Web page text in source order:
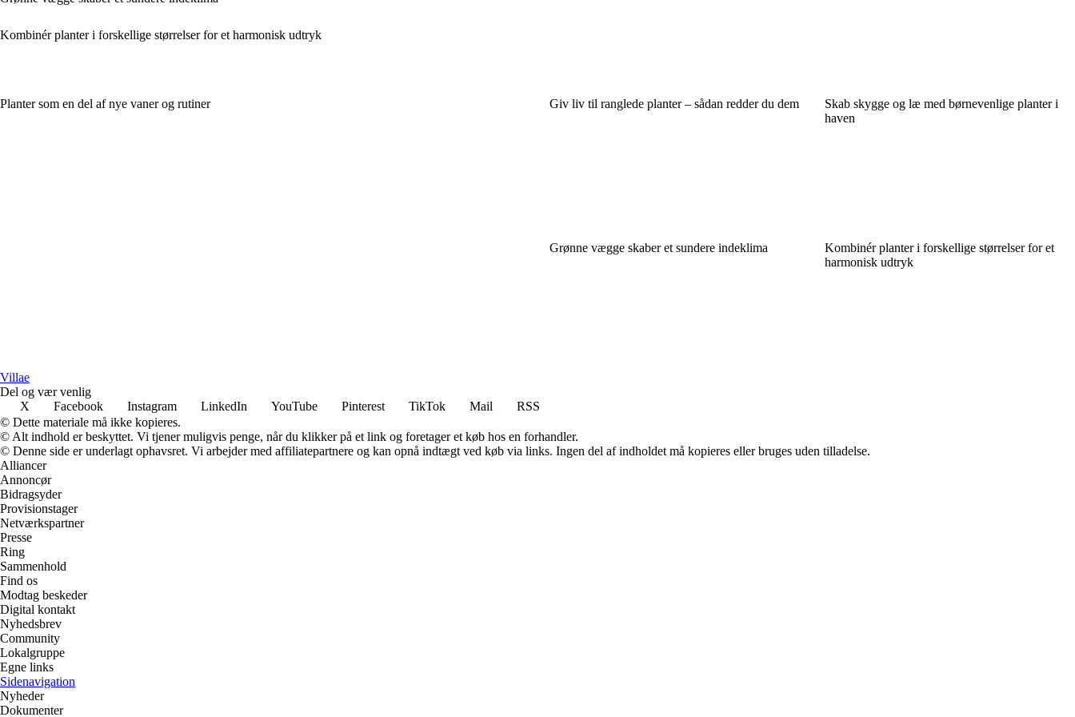
Kombinér planter i forskellige størrelser for et harmonisk udtryk
Planter som en del af nye vaner og rutiner Giv liv til ranglede planter – sådan redder du dem
Skab skygge og læ med børnevenlige planter i
haven
Grønne vægge skaber et sundere indeklima
Kombinér planter i forskellige størrelser for et
harmonisk udtryk
Villae
Del og vær venlig
X
Facebook Instagram LinkedIn YouTube Pinterest TikTok Mail
RSS
© Dette materiale må ikke kopieres.
© Alt indhold er beskyttet. Vi tjener muligvis penge, når du klikker på et link og foretager et køb hos en forhandler.
© Denne side er underlagt ophavsret. Vi arbejder med affiliatepartnere og kan opnå indtægt ved køb via links. Ingen del af indholdet må kopieres eller bruges uden tilladelse.
Alliancer
Annoncør
Bidragsyder
Provisionstager
Netværkspartner
Presse
Ring
Sammenhold
Find os
Modtag beskeder
Digital kontakt
Nyhedsbrev
Community
Lokalgruppe
Egne links
Sidenavigation
Nyheder
Dokumenter